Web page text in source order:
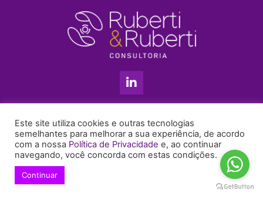
L
i
n
e
d
i
n
+55 11 99655-6439
enyruberti@ruberticonsultoria.com.br
Este site utiliza cookies e outras tecnologias
semelhantes para melhorar a sua experiência, de acordo
com a nossa Política de Privacidade e, ao continuar
navegando, você concorda com estas condições.
Continuar